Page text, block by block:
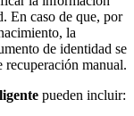
En caso de que, por
la
de identidad se
recuperación manual.
pueden incluir: